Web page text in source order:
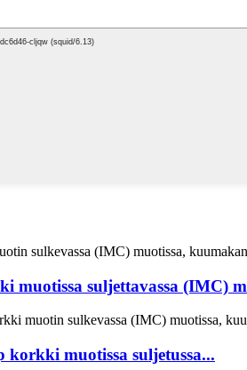
muotissa suljettavassa (IMC)
muotissa suljetussa...